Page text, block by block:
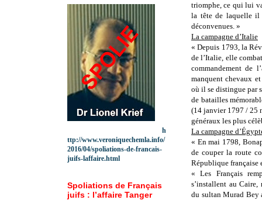
triomphe, ce qui lui
la tête de laquelle il
déconvenues. »
La campagne d’Italie
« Depuis 1793, la
de l’Italie, elle
commandement de
manquent chevaux
où il se distingue par
de batailles
(14 janvier 1797 / 25
généraux les plus
La campagne
« En mai 1798,
de couper la route
République française
« Les Français
s’installent au Caire,
du sultan Murad Bey
h
ttp://www.veroniquechemla.info/
2016/04/spoliations-de-francais-
juifs-laffaire.html
Spoliations de Français
juifs : l’affaire Tanger